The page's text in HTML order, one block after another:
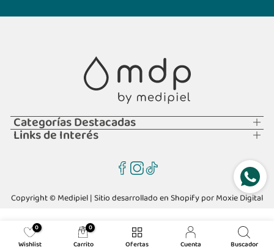
Categorías Destacadas
Links de Interés
Copyright © Medipiel | Sitio desarrollado en Shopify porMoxie Digital
0
Wishlist
0
Carrito Ofertas Cuenta Buscador